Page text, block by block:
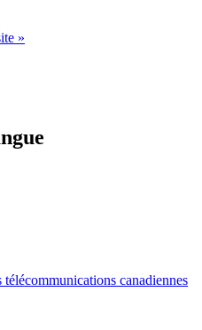
»
canadiennes